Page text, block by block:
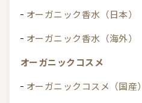
オーガニック香水（日本）
オーガニック香水（海外）
オーガニックコスメ
オーガニックコスメ（国産）